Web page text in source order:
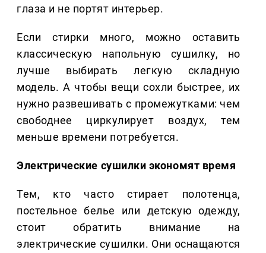
глаза и не портят интерьер.
Если стирки много, можно оставить
классическую напольную сушилку, но
лучше выбирать легкую складную
модель. А чтобы вещи сохли быстрее, их
нужно развешивать с промежутками: чем
свободнее циркулирует воздух, тем
меньше времени потребуется.
Электрические сушилки экономят время
Тем, кто часто стирает полотенца,
постельное белье или детскую одежду,
стоит обратить внимание на
электрические сушилки. Они оснащаются